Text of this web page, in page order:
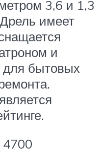
3,6 и 1,3
имеет
и
для бытовых